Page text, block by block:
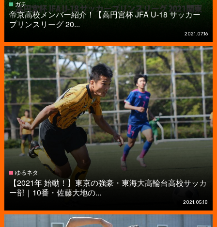
ガチ
帝京高校メンバー紹介！【高円宮杯 JFA U-18 サッカー
プリンスリーグ 20...
2021.07.16
ゆるネタ
【2021年 始動！】東京の強豪・東海大高輪台高校サッカ
ー部｜10番・佐藤大地の...
2021.05.18